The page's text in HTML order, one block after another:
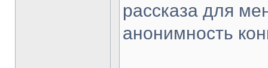
рассказа для
анонимность